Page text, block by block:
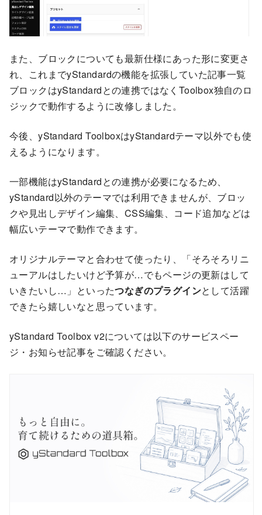
また、ブロックについても最新仕様にあった形に変更さ
れ、これまでyStandardの機能を拡張していた記事一覧
ブロックはyStandardとの連携ではなくToolbox独自のロ
ジックで動作するように改修しました。
今後、yStandard ToolboxはyStandardテーマ以外でも使
えるようになります。
一部機能はyStandardとの連携が必要になるため、
yStandard以外のテーマでは利用できませんが、ブロッ
クや見出しデザイン編集、CSS編集、コード追加などは
幅広いテーマで動作できます。
オリジナルテーマと合わせて使ったり、「そろそろリニ
ューアルはしたいけど予算が…でもページの更新はして
いきたいし…」といったつなぎのプラグインとして活躍
できたら嬉しいなと思っています。
yStandard Toolbox v2については以下のサービスペー
ジ・お知らせ記事をご確認ください。